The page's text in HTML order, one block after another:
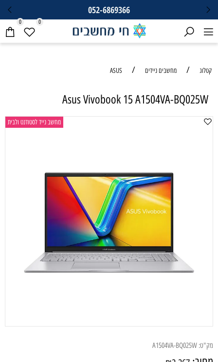
052-6869366
0 0
קטלוג / מחשבים ניידים /
ASUS
Asus Vivobook 15 A1504VA-BQ025W
מחשב נייד לסטודנט ולבית
מק"ט: A1504VA-BQ025W